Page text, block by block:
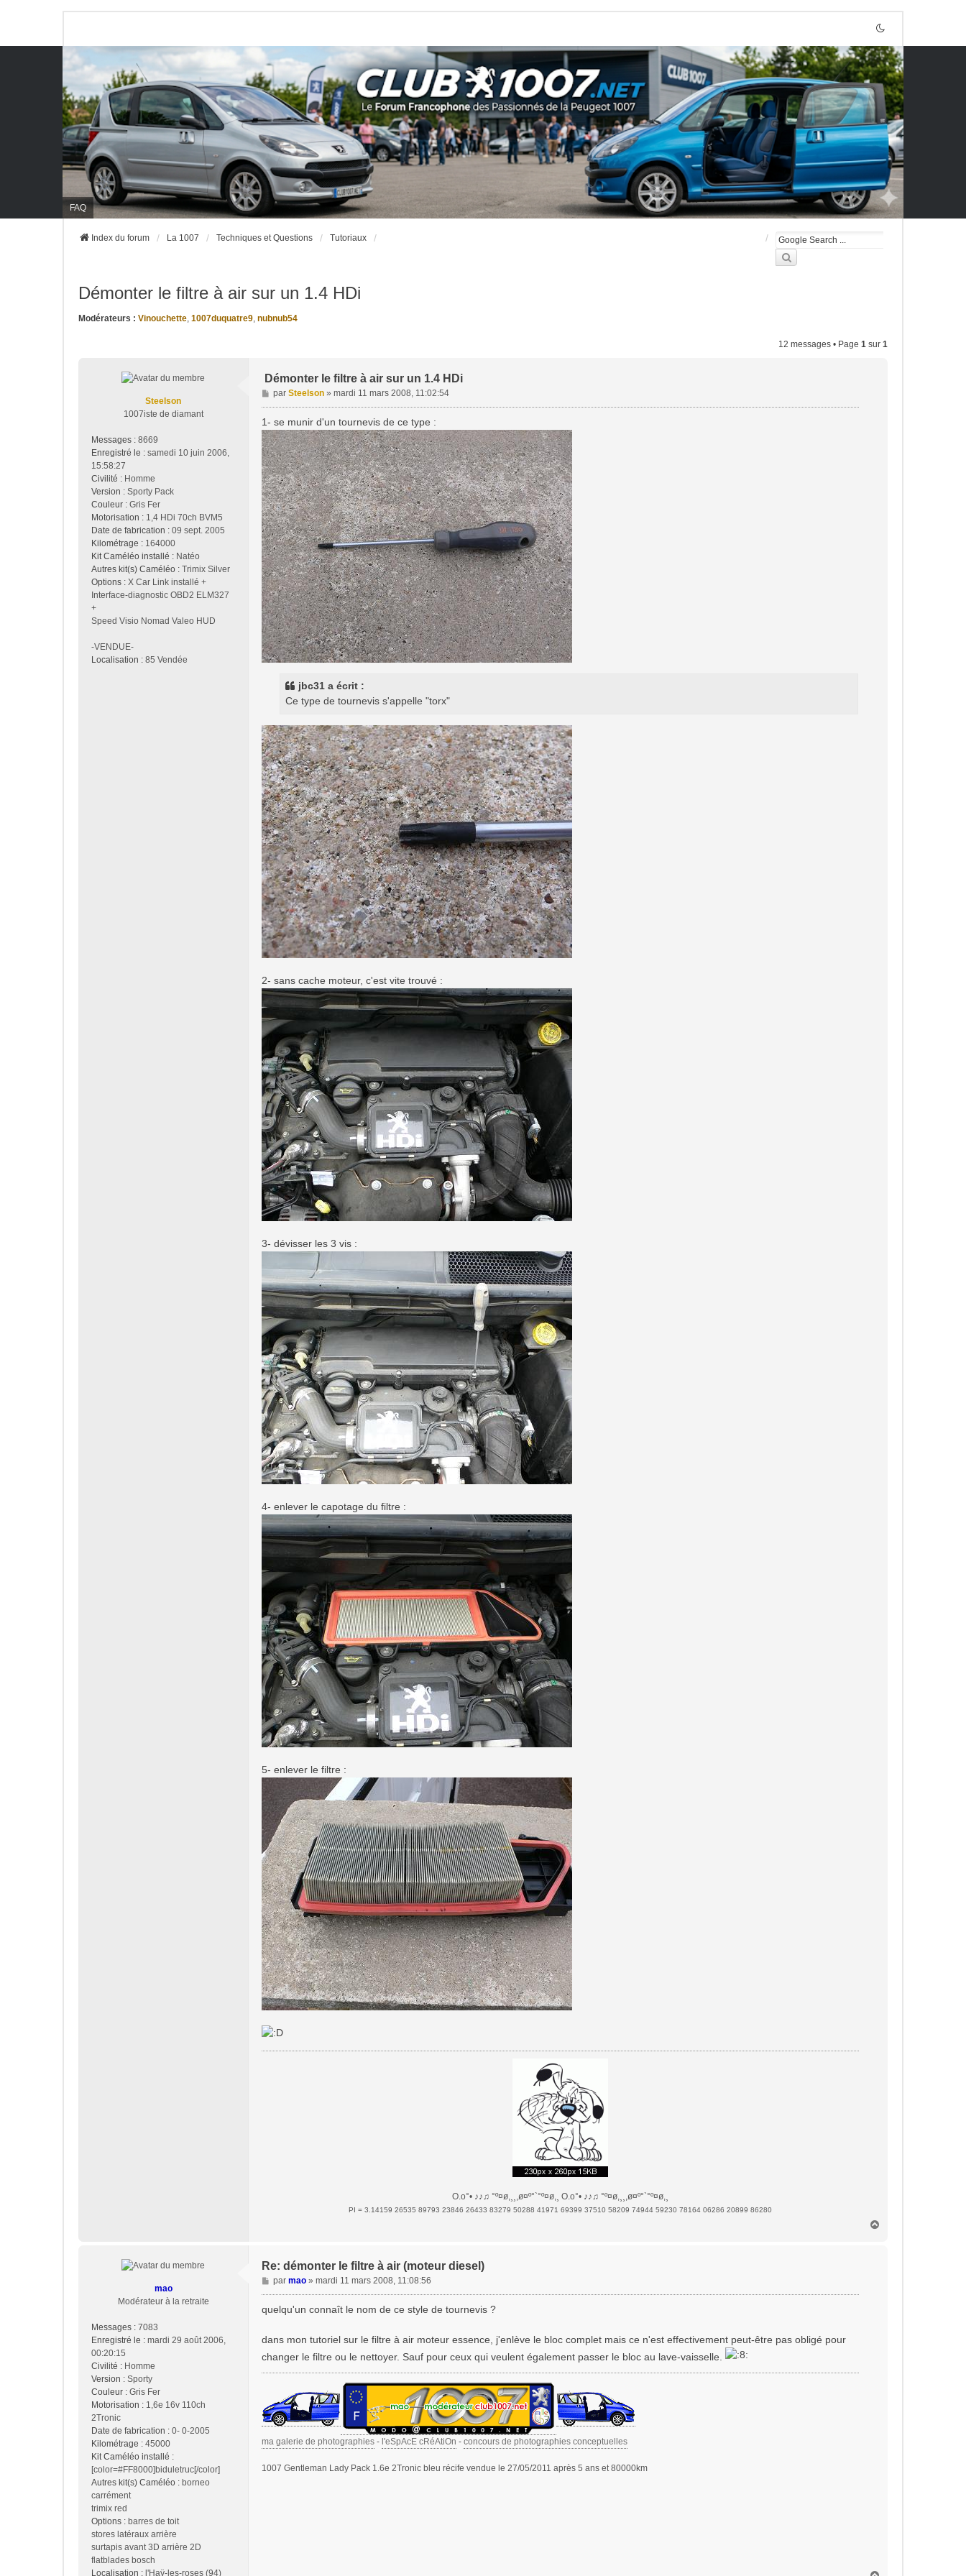
FAQ
Index du forum La 1007 Techniques et Questions Tutoriaux
Démonter le filtre à air sur un 1.4 HDi
Modérateurs : Vinouchette, 1007duquatre9, nubnub54
12 messages • Page 1 sur 1
Steelson
1007iste de diamant
Messages : 8669
Enregistré le : samedi 10 juin 2006,
15:58:27
Civilité : Homme
Version : Sporty Pack
Couleur : Gris Fer
Motorisation : 1,4 HDi 70ch BVM5
Date de fabrication : 09 sept. 2005
Kilométrage : 164000
Kit Caméléo installé : Natéo
Autres kit(s) Caméléo : Trimix Silver
Options : X Car Link installé +
Interface-diagnostic OBD2 ELM327
+
Speed Visio Nomad Valeo HUD
-VENDUE-
Localisation : 85 Vendée
Démonter le filtre à air sur un 1.4 HDi
M
e
s
a
g
e
par Steelson» mardi 11 mars 2008, 11:02:54
1- se munir d'un tournevis de ce type :
jbc31 a écrit :
Ce type de tournevis s'appelle "torx"
2- sans cache moteur, c'est vite trouvé :
3- dévisser les 3 vis :
4- enlever le capotage du filtre :
5- enlever le filtre :
O.o°• ♪♪♫ °º¤ø,¸¸,ø¤º°`°º¤ø,¸ O.o°• ♪♪♫ °º¤ø,¸¸,ø¤º°`°º¤ø,¸
PI = 3.14159 26535 89793 23846 26433 83279 50288 41971 69399 37510 58209 74944 59230 78164 06286 20899 86280
mao
Modérateur à la retraite
Messages : 7083
Enregistré le : mardi 29 août 2006,
00:20:15
Civilité : Homme
Version : Sporty
Couleur : Gris Fer
Motorisation : 1,6e 16v 110ch
2Tronic
Date de fabrication : 0- 0-2005
Kilométrage : 45000
Kit Caméléo installé :
[color=#FF8000]biduletruc[/color]
Autres kit(s) Caméléo : borneo
carrément
trimix red
Options : barres de toit
stores latéraux arrière
surtapis avant 3D arrière 2D
flatblades bosch
Localisation : l'Haÿ-les-roses (94)
Re: démonter le filtre à air (moteur diesel)
M
e
s
g
e
par mao» mardi 11 mars 2008, 11:08:56
quelqu'un connaît le nom de ce style de tournevis ?
dans mon tutoriel sur le filtre à air moteur essence, j'enlève le bloc complet mais ce n'est effectivement peut-être pas obligé pour
changer le filtre ou le nettoyer. Sauf pour ceux qui veulent également passer le bloc au lave-vaisselle.
ma galerie de photographies - l'eSpAcE cRéAtiOn - concours de photographies conceptuelles
1007 Gentleman Lady Pack 1.6e 2Tronic bleu récife vendue le 27/05/2011 après 5 ans et 80000km